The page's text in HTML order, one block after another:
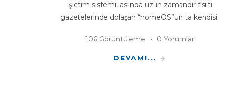
işletim sistemi, aslında uzun zamandır fısıltı
gazetelerinde dolaşan “homeOS”un ta kendisi.
106 Görüntüleme 0 Yorumlar
DEVAMI...